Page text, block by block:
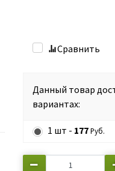
Сравнить
Данный товар
вариантах:
1 шт - 177 Руб.